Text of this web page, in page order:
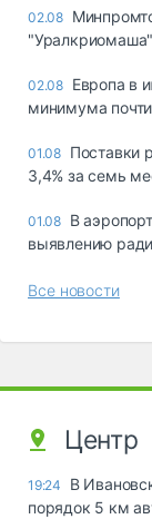
02.08
02.08 Европа в
минимума
01.08 Поставки
3,4% за семь
01.08 В
выявлению
Все новости
Центр
19:24
В
порядок 5 км